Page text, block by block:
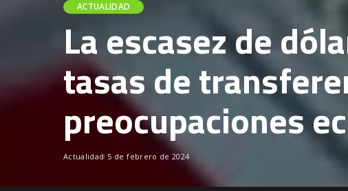
ACTUALIDAD
La escasez de
tasas de
preocupaciones
Actualidad 5 de febrero de 2024